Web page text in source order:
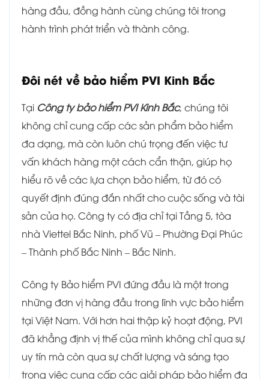
hàng đầu, đồng hành cùng chúng tôi trong
hành trình phát triển và thành công.
Đôi nét về bảo hiểm PVI Kinh Bắc
Tại Công ty bảo hiểm PVI Kinh Bắc, chúng tôi
không chỉ cung cấp các sản phẩm bảo hiểm
đa dạng, mà còn luôn chú trọng đến việc tư
vấn khách hàng một cách cẩn thận, giúp họ
hiểu rõ về các lựa chọn bảo hiểm, từ đó có
quyết định đúng đắn nhất cho cuộc sống và tài
sản của họ. Công ty có địa chỉ tại Tầng 5, tòa
nhà Viettel Bắc Ninh, phố Vũ – Phường Đại Phúc
– Thành phố Bắc Ninh – Bắc Ninh.
Công ty Bảo hiểm PVI đứng đầu là một trong
những đơn vị hàng đầu trong lĩnh vực bảo hiểm
tại Việt Nam. Với hơn hai thập kỷ hoạt động, PVI
đã khẳng định vị thế của mình không chỉ qua sự
uy tín mà còn qua sự chất lượng và sáng tạo
trong việc cung cấp các giải pháp bảo hiểm đa